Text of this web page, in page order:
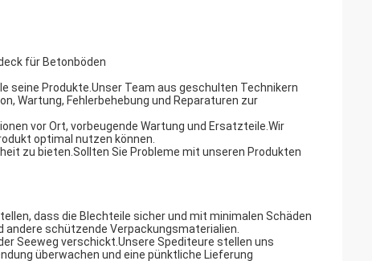
für Betonböden
seine Produkte.Unser Team aus geschulten Technikern
Wartung, Fehlerbehebung und Reparaturen zur
vor Ort, vorbeugende Wartung und Ersatzteile.Wir
optimal nutzen können.
zu bieten.Sollten Sie Probleme mit unseren Produkten
dass die Blechteile sicher und mit minimalen Schäden
andere schützende Verpackungsmaterialien.
Seeweg verschickt.Unsere Spediteure stellen uns
überwachen und eine pünktliche Lieferung